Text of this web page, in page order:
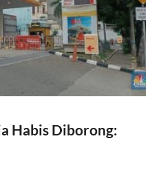
Habis Diborong: